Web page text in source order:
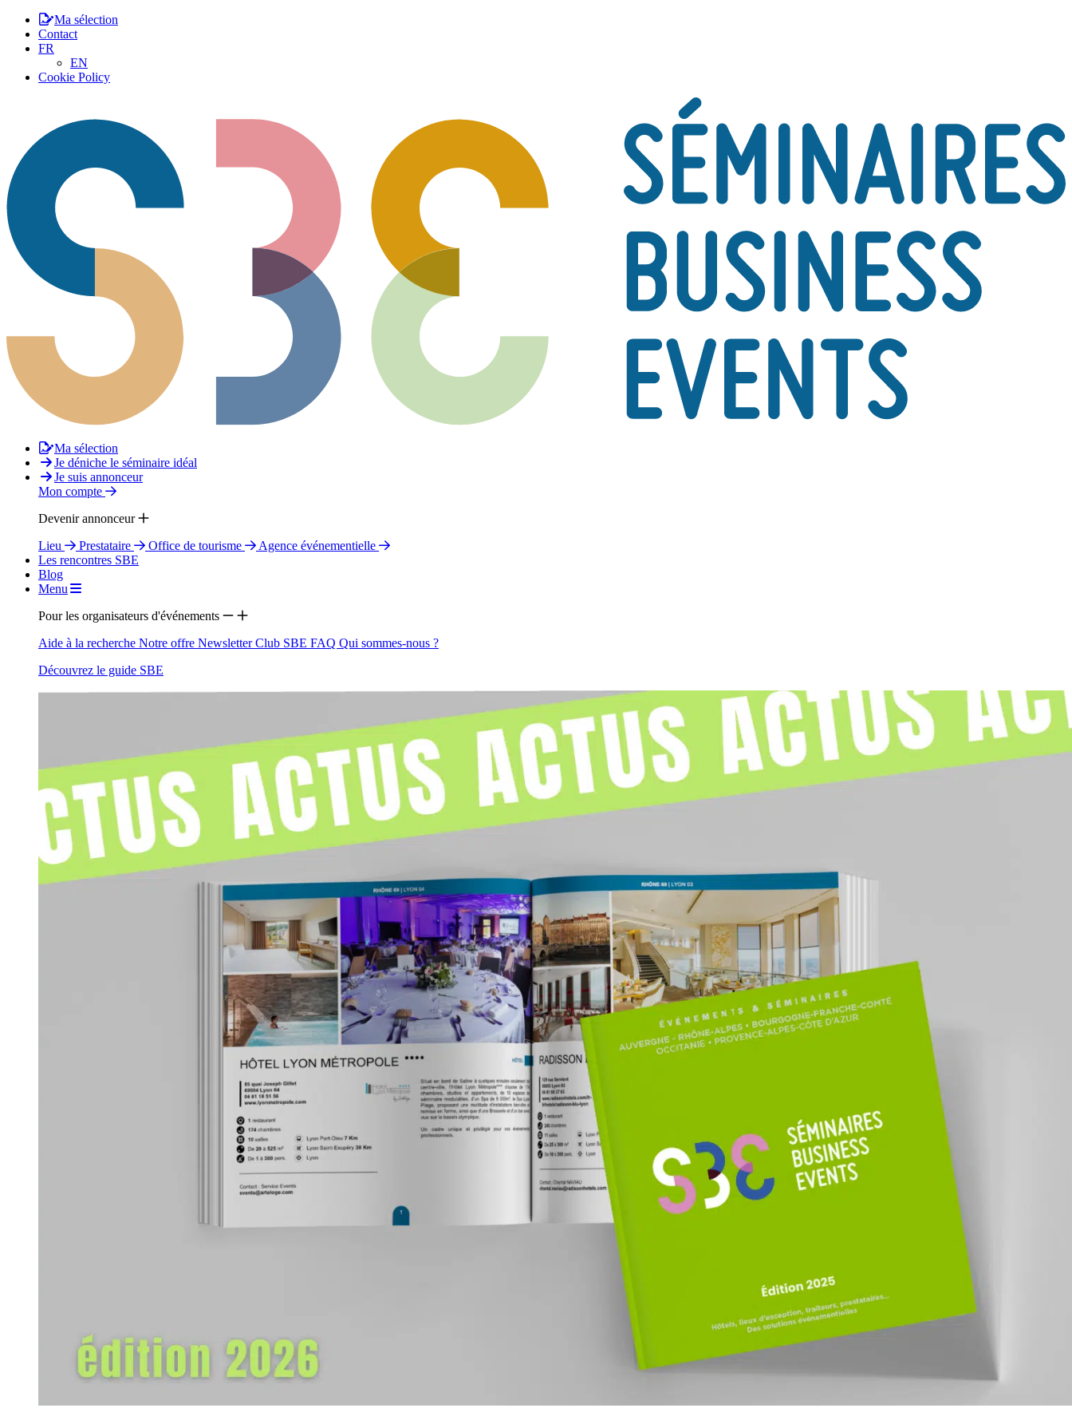
Ma sélection
Contact
FR
EN
Cookie Policy
Ma sélection
Je déniche le séminaire idéal
Je suis annonceur
Mon compte
Devenir annonceur
Lieu
Prestataire Office de tourisme
Agence événementielle
Les rencontres SBE
Blog
Menu
Pour les organisateurs d'événements
Aide à la recherche Notre offre NewsletterClub SBE FAQ Qui sommes-nous ?
Découvrez le guide SBE